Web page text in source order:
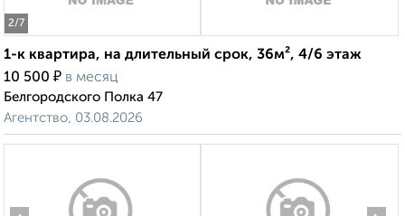
2/7
1-к квартира, на длительный срок, 36м², 4/6 этаж
10 500 ₽ в месяц
Белгородского Полка 47
Агентство, 03.08.2026